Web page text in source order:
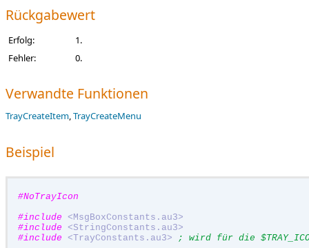
Rückgabewert
Erfolg:
1.
Fehler:
0.
Verwandte Funktionen
TrayCreateItem,TrayCreateMenu
Beispiel
#NoTrayIcon
#include <MsgBoxConstants.au3>
#include <StringConstants.au3>
#include <TrayConstants.au3>
; wird für die